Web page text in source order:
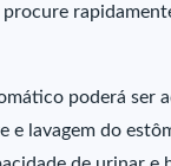
poderá ser
e lavagem do